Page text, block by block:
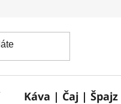
Káva | Čaj | Špajz